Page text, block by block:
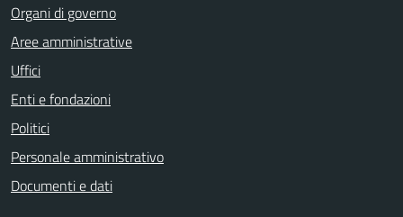
Organi di governo
Aree amministrative
Uffici
Enti e fondazioni
Politici
Personale amministrativo
Documenti e dati